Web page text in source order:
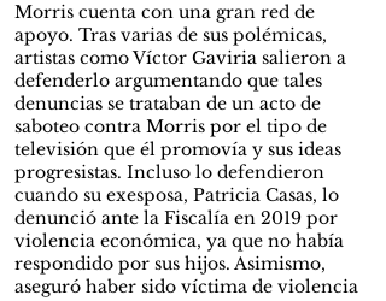
Morris cuenta con una gran red de
apoyo. Tras varias de sus polémicas,
artistas como Víctor Gaviria salieron a
defenderlo argumentando que tales
denuncias se trataban de un acto de
saboteo contra Morris por el tipo de
televisión que él promovía y sus ideas
progresistas. Incluso lo defendieron
cuando su exesposa, Patricia Casas, lo
denunció ante la Fiscalía en 2019 por
violencia económica, ya que no había
respondido por sus hijos. Asimismo,
aseguró haber sido víctima de violencia